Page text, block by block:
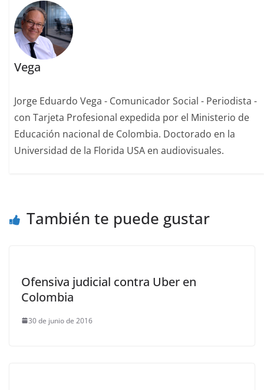
Vega
Jorge Eduardo Vega - Comunicador Social - Periodista -
con Tarjeta Profesional expedida por el Ministerio de
Educación nacional de Colombia. Doctorado en la
Universidad de la Florida USA en audiovisuales.
También te puede gustar
Ofensiva judicial contra Uber en
Colombia
30 de junio de 2016